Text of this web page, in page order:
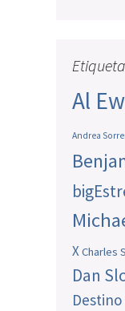
Al
Andrea
XCharles
Dan